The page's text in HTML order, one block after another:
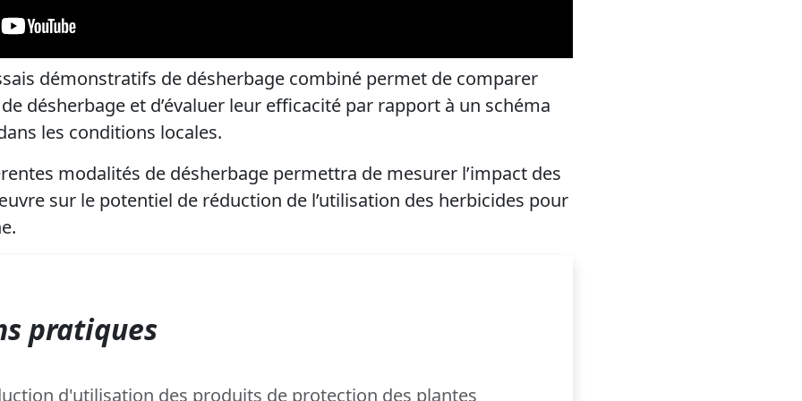
démonstratifs de désherbage combiné permet de comparer
désherbage et d’évaluer leur efficacité par rapport à un schéma
les conditions locales.
modalités de désherbage permettra de mesurer l’impact des
sur le potentiel de réduction de l’utilisation des herbicides pour
pratiques
d'utilisation des produits de protection des plantes